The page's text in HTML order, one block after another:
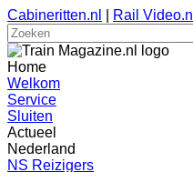
Cabineritten.nl Rail Video.nl
Home
Welkom
Service
Sluiten
Actueel
Nederland
NS Reizigers